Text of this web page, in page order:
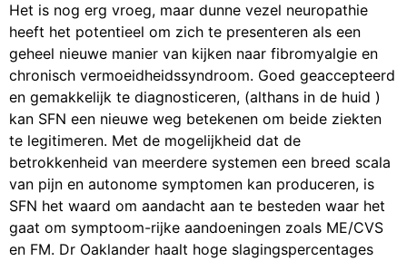
Het is nog erg vroeg, maar dunne vezel neuropathie
heeft het potentieel om zich te presenteren als een
geheel nieuwe manier van kijken naar fibromyalgie en
chronisch vermoeidheidssyndroom. Goed geaccepteerd
en gemakkelijk te diagnosticeren, (althans in de huid )
kan SFN een nieuwe weg betekenen om beide ziekten
te legitimeren. Met de mogelijkheid dat de
betrokkenheid van meerdere systemen een breed scala
van pijn en autonome symptomen kan produceren, is
SFN het waard om aandacht aan te besteden waar het
gaat om symptoom-rijke aandoeningen zoals ME/CVS
en FM. Dr Oaklander haalt hoge slagingspercentages